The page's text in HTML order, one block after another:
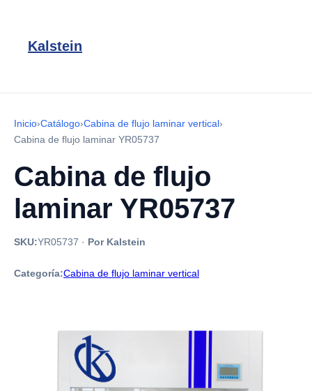
Kalstein
Inicio›Catálogo›Cabina de flujo laminar vertical›
Cabina de flujo laminar YR05737
Cabina de flujo
laminar YR05737
SKU:YR05737 · Por Kalstein
Categoría:Cabina de flujo laminar vertical